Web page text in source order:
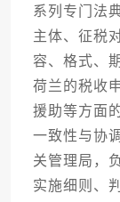
系列专门法
主体、征税
容、格式、
荷兰的税收
援助等方面
一致性与协
关管理局，
实施细则、